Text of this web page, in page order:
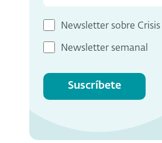
Newsletter sobre
Newsletter semanal
Suscríbete